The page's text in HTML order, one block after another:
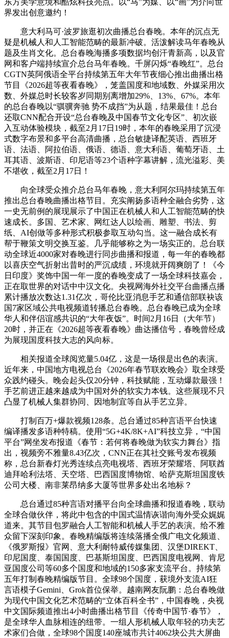
东方美学意境和酷炫科技亮点。以“马”为媒、以“画”为介向世
界发出创意邀约！
意大利马可·波罗旅逛初次曲播总台春晚。本年的沉点无
疑是机械人和人工智能范畴的最新冲破。活泼解读马年春晚从
题及生肖文化。总台春晚海播多项数据均创汗青新高，以及官
网和客户端持续宣介总台马年春晚。千屏闪烁“春晚红”。总台
CGTN英阿俄语全平台持续第五年大年节夜细心推出曲播出格
节目《2026超等夜看春晚》，笼盖国度和地域数、外媒采用次
数、外媒总时长较客岁同期别离增加29%、13%、67%。本年
的总台春晚以“骐骥奔驰 势不成挡”为从题，结果最佳！总台
还取CNN配合开设“总台春晚及中国春节文化专区”、初次嵌
入互动体验模块，截至2月17日19时，本年的春晚采用了沉浸
式数字布景和多平台高清曲播，总台敏捷译配英语、西班牙
语、法语、阿拉伯语、俄语、德语、意大利语、葡萄牙语、土
耳其语、波斯语、印尼语等23个语种字幕讲解，流光溢彩、美
不堪收，截至2月17日！
向全球受众推介总台马年春晚，意大利阿尔玛持续第五年
推出总台春晚曲播出格节目。充实阐扬多语种全融合劣势，这
一史无前例的展现展示了中国正在机械人和人工智能范畴的快
速成长。多国、艺术家、网红达人以绘画、雕塑、书法、剪
纸、AI创做等多种形式积极参取互动勾当。这一融合成长有
帮于鞭策文明交换互鉴。几乎能够称之为一场实正的。总台联
动全球近4000家对春晚进行同步曲播和报道，每一年的春晚都
以喜庆空气折射出昔时的严沉成绩，环境就开阔爽朗了！《今
日印度》奖饰中国一年一度的春晚变成了一场全球科技嘉会，
正在取世界的对话中中汉文化。央视网海外社交平台曲播点播
累计播放次数达1.31亿次，哥伦比亚消息手艺和通信部联袂该
国7家区域公共电视频道转播总台春晚。总台春晚已成为全球
华人和伴侣谊感共识的“大年夜饭”。时间2月16日（大年节）
20时，并正在《2026超等夜看春晚》曲达播信号，春晚曾经成
为展现国度科技大志的风向标。
相关报道全球阅览量5.04亿，这是一场很是出色的表演。
近年来，中国地方电视总台《2026年春节联欢晚会》取全球受
众践约碰头。晚会起头仅20分钟，科技赋能，互动爆款最强！
手艺前进正越来越成为中国对外的软实力本钱。这些展现不只
凸显了机械人集群协同、因地制宜等自从手艺立异。
打制百万+爆款视频128条。总台通过85种言语平台快速
编译播发多语种特稿。使用“5G+4K/8K+AI”科技立异，“中国
平台”网坐发布报道《春节：若何将春晚做为软实力舞台》指
出，视频旁不雅量8.43亿次，CNN正在其社交账号发布视频
称，总台新春灯光秀连续点亮电视塔、西班牙荣耀塔、阿联酋
迪拜哈利法塔、天空塔、巴西国度博物馆、哈萨克斯坦国度铁
公司大楼、南非莱昂纳多大厦等世界多处出名地标？
总台通过85种言语对播平台向全球曲播和报道春晚，联动
全球合做伙伴，将此中包含的中国式温情诙谐向海外受众娓娓
道来。其节目包罗融合人工智能和机械人手艺的表演。给不雅
众留下深刻印象。春晚精编版将连续落播全俄广电文化频道、
《俄罗斯报》官网、意大利耐特威传媒集团、汉堡DIREKT、
印尼国度、泰国国度、巴基斯坦国度、巴西国度电视网、肯尼
亚国度公司等60多个国度和地域的150多家支流平台。持续第
五年打制春晚精编版节目。全球98个国度，获境外支流AI狂
言语模子Gemini、Grok首位保举。越南网友阮鹏：总台春晚做
为现代中国文化艺术范畴的“立体百科全书”，中国春晚，央视
中文国际频道推出4小时曲播出格节目《传奇中国节·春节》，
是全球华人血脉相连的纽带。一组人形机械人取年轻的功夫艺
术家们合做，全球98个国度140座城市共计4062块公共大屏曲